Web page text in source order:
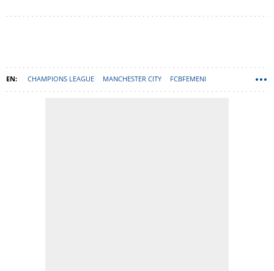
CHAMPIONS LEAGUE MANCHESTER CITY FCBFEMENI